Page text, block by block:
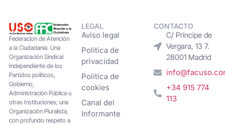
Federacion de Atención
a la Ciudadanía. Una
Organización Sindical
Independiente de los
Partidos políticos,
Gobierno,
Administración Pública u
otras Instituciones; una
Organización Pluralista,
con profundo respeto a
LEGAL
Aviso legal
Política de
privacidad
Política de
cookies
Canal del
Informante
CONTACTO
C/ Príncipe de
Vergara, 13 7.
28001 Madrid
+34 915 774
113